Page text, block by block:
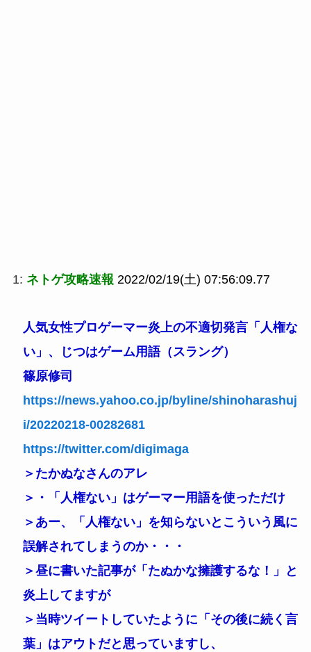
1: ネトゲ攻略速報 2022/02/19(土) 07:56:09.77
人気女性プロゲーマー炎上の不適切発言「人権な
い」、じつはゲーム用語（スラング）
篠原修司
https://news.yahoo.co.jp/byline/shinoharashuj
i/20220218-00282681
https://twitter.com/digimaga
＞たかぬなさんのアレ
＞・「人権ない」はゲーマー用語を使っただけ
＞あー、「人権ない」を知らないとこういう風に
誤解されてしまうのか・・・
＞昼に書いた記事が「たぬかな擁護するな！」と
炎上してますが
＞当時ツイートしていたように「その後に続く言
葉」はアウトだと思っていますし、